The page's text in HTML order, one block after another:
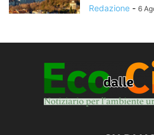
Redazione - 6